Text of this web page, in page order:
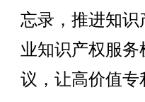
忘录，推进知
业知识产权服
议，让高价值专